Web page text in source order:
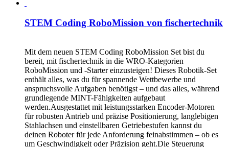
STEM Coding RoboMission von fischertechnik
Mit dem neuen STEM Coding RoboMission Set bist du
bereit, mit fischertechnik in die WRO-Kategorien
RoboMission und -Starter einzusteigen! Dieses Robotik-Set
enthält alles, was du für spannende Wettbewerbe und
anspruchsvolle Aufgaben benötigst – und das alles, während
grundlegende MINT-Fähigkeiten aufgebaut
werden.Ausgestattet mit leistungsstarken Encoder-Motoren
für robusten Antrieb und präzise Positionierung, langlebigen
Stahlachsen und einstellbaren Getriebestufen kannst du
deinen Roboter für jede Anforderung feinabstimmen – ob es
um Geschwindigkeit oder Präzision geht.Die Steuerung